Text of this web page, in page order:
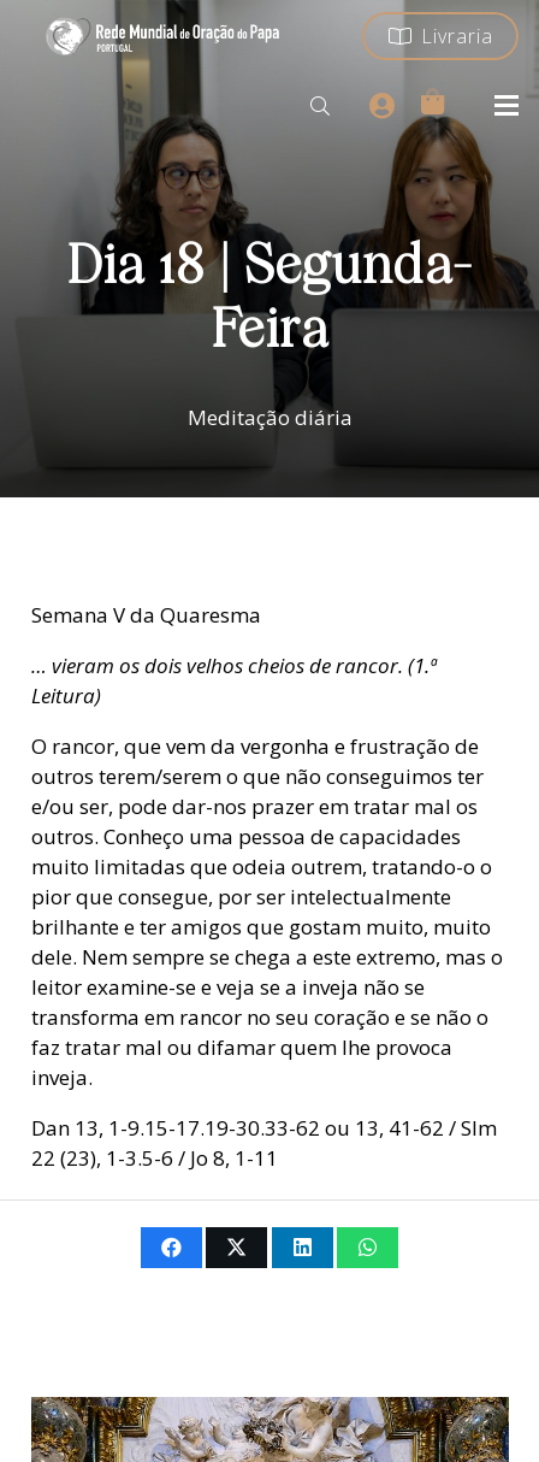
Livraria
Dia 18 | Segunda-
Feira
Meditação diária
Semana V da Quaresma
… vieram os dois velhos cheios de rancor. (1.ª
Leitura)
O rancor, que vem da vergonha e frustração de
outros terem/serem o que não conseguimos ter
e/ou ser, pode dar-nos prazer em tratar mal os
outros. Conheço uma pessoa de capacidades
muito limitadas que odeia outrem, tratando-o o
pior que consegue, por ser intelectualmente
brilhante e ter amigos que gostam muito, muito
dele. Nem sempre se chega a este extremo, mas o
leitor examine-se e veja se a inveja não se
transforma em rancor no seu coração e se não o
faz tratar mal ou difamar quem lhe provoca
inveja.
Dan 13, 1-9.15-17.19-30.33-62 ou 13, 41-62 / Slm
22 (23), 1-3.5-6 / Jo 8, 1-11